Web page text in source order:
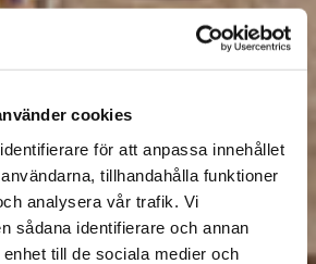
cookies
för att anpassa innehållet
tillhandahålla funktioner
analysera vår trafik. Vi
sådana identifierare och annan
till de sociala medier och